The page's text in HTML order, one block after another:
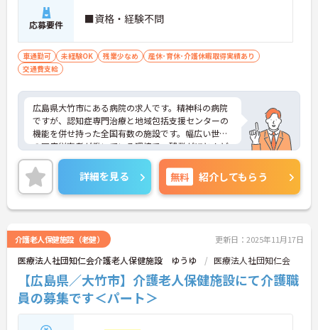
応募要件 ■資格・経験不問
車通勤可 未経験OK 残業少なめ
産休･育休･介護休暇取得実績あり
交通費支給
広島県大竹市にある病院の求人です。精神科の病院
ですが、認知症専門治療と地域包括支援センターの
機能を併せ持った全国有数の施設です。幅広い世代
の医療従事者が働いている環境で、残業がほとんど
なく育児理解があるため、長く働くことが出来ま
す。ご興味のある方は担当コンサルタントまで是非
お尋ねください！
詳細を見る 無料 紹介してもらう
介護老人保健施設（老健） 更新日：2025年11月17日
医療法人社団知仁会介護老人保健施設 ゆうゆ 医療法人社団知仁会
【広島県／大竹市】介護老人保健施設にて介護職
員の募集です＜パート＞